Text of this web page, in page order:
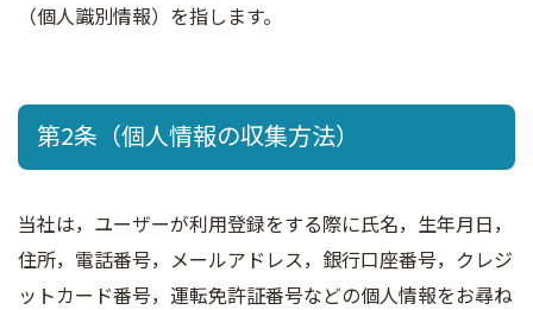
（個人識別情報）を指します。
第2条（個人情報の収集方法）
当社は，ユーザーが利用登録をする際に氏名，生年月日，
住所，電話番号，メールアドレス，銀行口座番号，クレジ
ットカード番号，運転免許証番号などの個人情報をお尋ね